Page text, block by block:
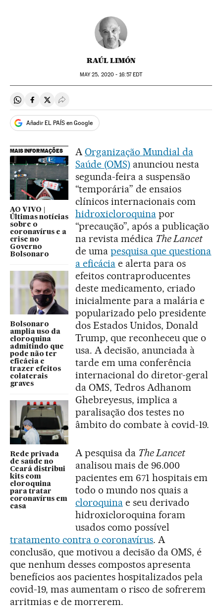
RAÚL LIMÓN
MAY25, 2020 - 16:57EDT
Compartir en Whatsapp
Compartir en Facebook
Compartir en Twitter
Desplegar Redes Sociales
Añadir EL PAÍS en Google
MAIS INFORMAÇÕES
AO VIVO |
Últimas notícias
sobre o
coronavírus e a
crise no
Governo
Bolsonaro
Bolsonaro
amplia uso da
cloroquina
admitindo que
pode não ter
eficácia e
trazer efeitos
colaterais
graves
Rede privada
de saúde no
Ceará distribui
kits com
cloroquina
para tratar
coronavírus em
casa
A Organização Mundial da
Saúde (OMS) anunciou nesta
segunda-feira a suspensão
“temporária” de ensaios
clínicos internacionais com
hidroxicloroquinapor
“precaução”, após a publicação
na revista médica The Lancet
de uma pesquisa que questiona
a eficáciae alerta para os
efeitos contraproducentes
deste medicamento, criado
inicialmente para a malária e
popularizado pelo presidente
dos Estados Unidos, Donald
Trump, que reconheceu que o
usa. A decisão, anunciada à
tarde em uma conferência
internacional do diretor-geral
da OMS, Tedros Adhanom
Ghebreyesus, implica a
paralisação dos testes no
âmbito do combate à covid-19.
A pesquisa da The Lancet
analisou mais de 96.000
pacientes em 671 hospitais em
todo o mundo nos quais a
cloroquinae seu derivado
hidroxicloroquina foram
usados ​​como possível
tratamento contra o coronavírus. A
conclusão, que motivou a decisão da OMS, é
que nenhum desses compostos apresenta
benefícios aos pacientes hospitalizados pela
covid-19, mas aumentam o risco de sofrerem
arritmias e de morrerem.